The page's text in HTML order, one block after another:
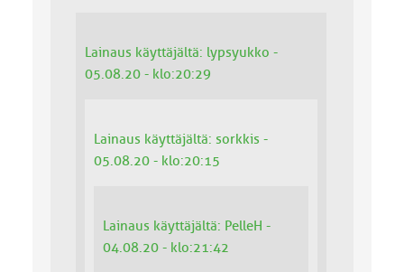
Lainaus käyttäjältä: lypsyukko -
05.08.20 - klo:20:29
Lainaus käyttäjältä: sorkkis -
05.08.20 - klo:20:15
Lainaus käyttäjältä: PelleH -
04.08.20 - klo:21:42